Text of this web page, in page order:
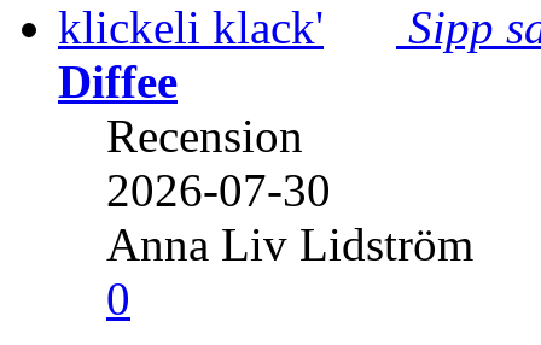
Sipp
Diffee
Recension
2026-07-30
Anna Liv Lidström
0